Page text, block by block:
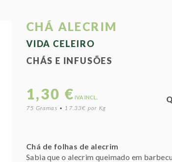
CHÁ ALECRIM
VIDA CELEIRO
CHÁS E INFUSÕES
1,30 € IVA INCL.
75 Gramas • 17.33€ por Kg
Chá de folhas de alecrim
Sabia que o alecrim queimado em